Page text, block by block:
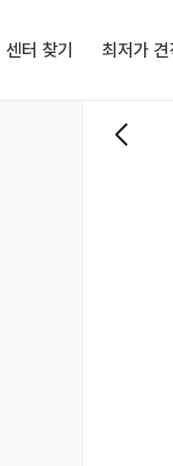
센터 찾기 최저가